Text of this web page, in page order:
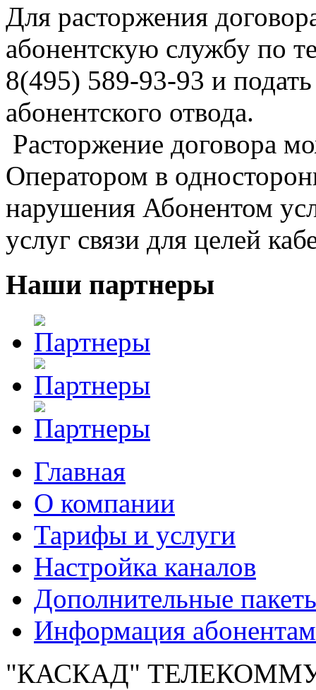
Для расторжения
абонентскую службу по
8(495) 589-93-93 и
абонентского отвода.
Расторжение договора
Оператором в
нарушения Абонентом
услуг связи для целей
Наши партнеры
Главная
О компании
Тарифы и услуги
Настройка каналов
Дополнительные
Информация абонентам
"КАСКАД"